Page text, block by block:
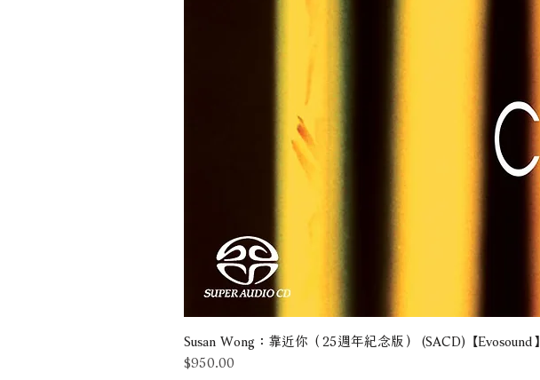
Susan Wong：靠近你（25週年紀念版） (SACD) 【Evosound】
價格
$950.00